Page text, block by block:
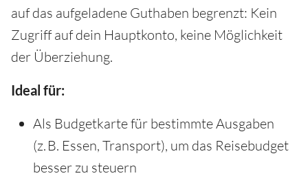
auf das aufgeladene Guthaben begrenzt: Kein
Zugriff auf dein Hauptkonto, keine Möglichkeit
der Überziehung.
Ideal für:
Als Budgetkarte für bestimmte Ausgaben
(z. B. Essen, Transport), um das Reisebudget
besser zu steuern